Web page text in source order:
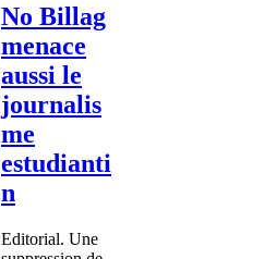
No Billag
menace
aussi le
journalis
me
estudianti
n
Editorial. Une